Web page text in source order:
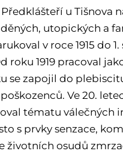
Předklášteří u
utopických a
v roce 1915 do
roku 1919 pracoval
se zapojil do
Ve 20.
tématu
s prvky senzace,
životních osudů